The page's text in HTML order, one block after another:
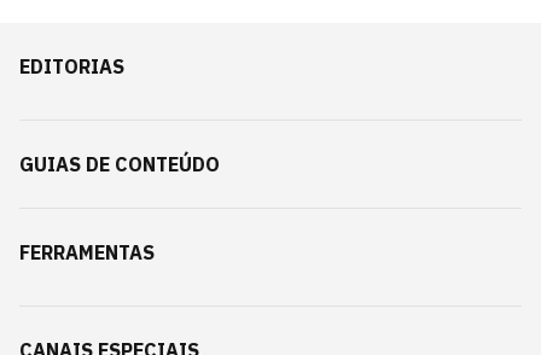
EDITORIAS
GUIAS DE CONTEÚDO
FERRAMENTAS
CANAIS ESPECIAIS